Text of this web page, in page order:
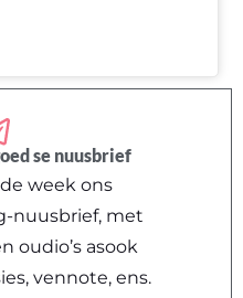
se nuusbrief
week ons
nuusbrief, met
oudio’s asook
vennote, ens.